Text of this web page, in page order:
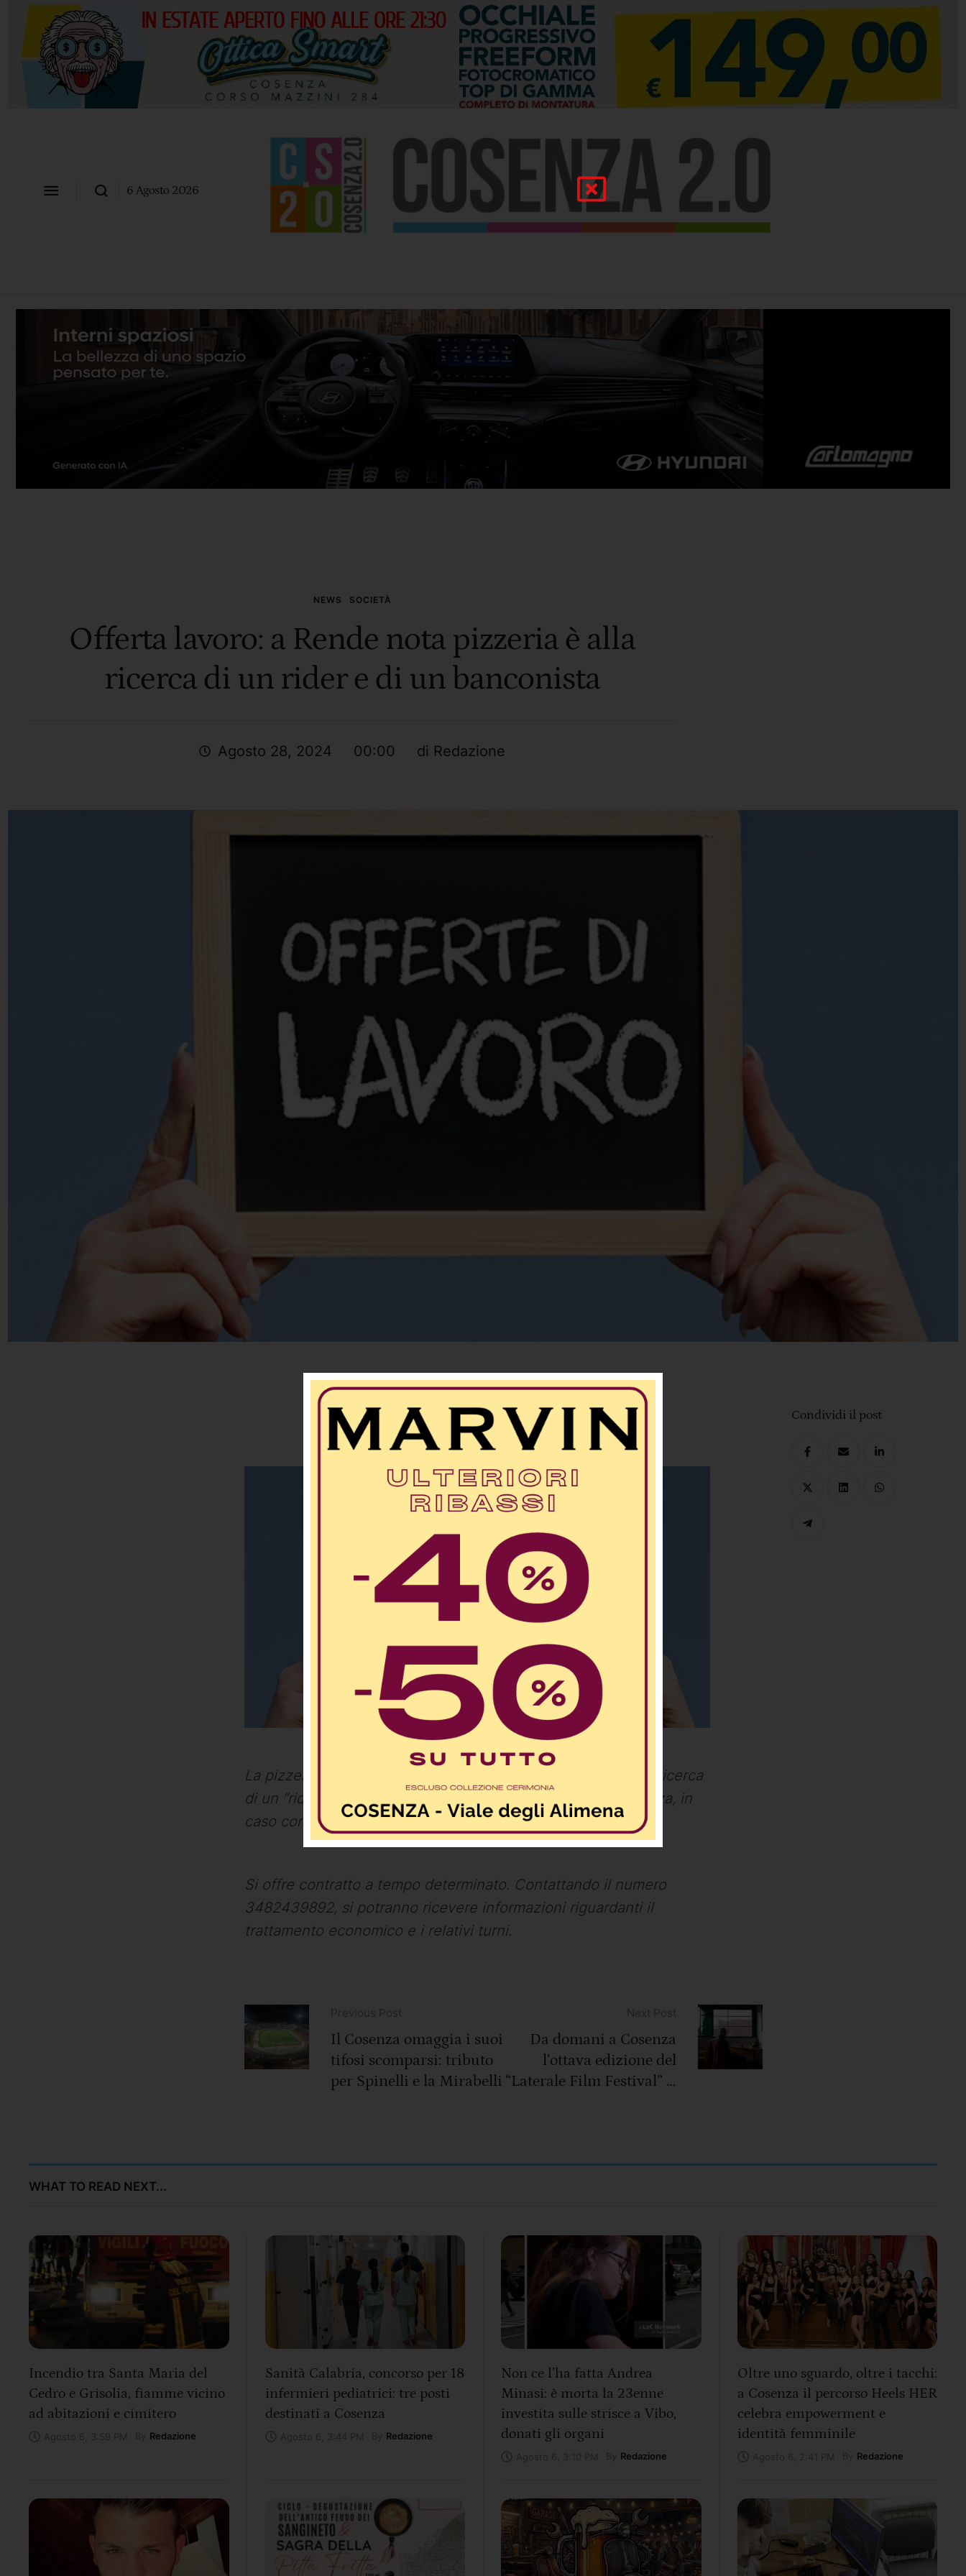
6 Agosto 2026
NEWS SOCIETÀ
Offerta lavoro: a Rende nota pizzeria è alla
ricerca di un rider e di un banconista
Agosto 28, 2024 00:00 di Redazione
Riceviamo una nuova offerta di lavoro:
La pizzeria Take and Go situata in via Marconi, Rende, è alla ricerca
di un “rider” e di un “banconista”, possibilmente con esperienza, in
caso contrario verranno formati direttamente in sede.
Si offre contratto a tempo determinato. Contattando il numero
3482439892, si potranno ricevere informazioni riguardanti il
trattamento economico e i relativi turni.
Il Cosenza omaggia i suoi
tifosi scomparsi: tributo
per Spinelli e la Mirabelli
Da domani a Cosenza
l’ottava edizione del
“Laterale Film Festival” –
Condividi il post
WHAT TO READ NEXT...
Incendio tra Santa Maria del
Cedro e Grisolia, fiamme vicino
ad abitazioni e cimitero
Redazione
Sanità Calabria, concorso per 18
infermieri pediatrici: tre posti
destinati a Cosenza
Redazione
Non ce l’ha fatta Andrea
Minasi: è morta la 23enne
investita sulle strisce a Vibo,
donati gli organi
Redazione
Oltre uno sguardo, oltre i tacchi:
a Cosenza il percorso Heels HER
celebra empowerment e
identità femminile
Redazione